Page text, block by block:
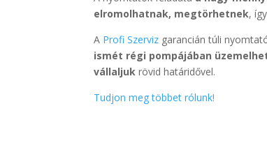
elromolhatnak, megtörhetnek,
A Profi Szerviz garancián túli
ismét régi pompájában
vállaljuk rövid határidővel.
Tudjon meg többet rólunk!